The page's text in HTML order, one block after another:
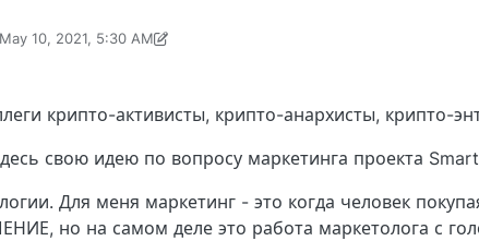
May 10, 2021, 5:30 AM
by KiberКупецMay 10, 2021, 5:37 AM
крипто-активисты, крипто-анархисты, крипто-
свою идею по вопросу маркетинга проекта
Для меня маркетинг - это когда человек
но на самом деле это работа маркетолога с